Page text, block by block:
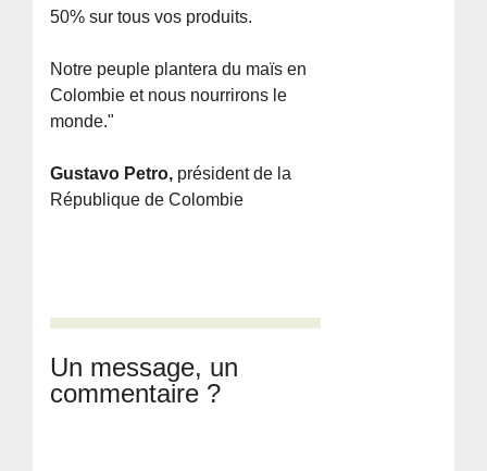
50% sur tous vos produits.
Notre peuple plantera du maïs en
Colombie et nous nourrirons le
monde."
Gustavo Petro, président de la
République de Colombie
Un message, un
commentaire ?